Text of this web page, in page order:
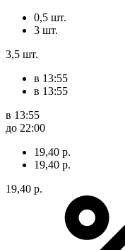
0,5 шт.
3 шт.
3,5 шт.
в 13:55
в 13:55
в 13:55
до 22:00
19,40 р.
19,40 р.
19,40 р.